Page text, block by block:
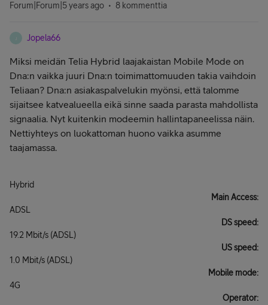
Forum|Forum|5 years ago 8 kommenttia
Jopela66
Miksi meidän Telia Hybrid laajakaistan Mobile Mode on
Dna:n vaikka juuri Dna:n toimimattomuuden takia vaihdoin
Teliaan? Dna:n asiakaspalvelukin myönsi, että talomme
sijaitsee katvealueella eikä sinne saada parasta mahdollista
signaalia. Nyt kuitenkin modeemin hallintapaneelissa näin.
Nettiyhteys on luokattoman huono vaikka asumme
taajamassa.
Hybrid
Main Access:
ADSL
DS speed:
19.2 Mbit/s (ADSL)
US speed:
1.0 Mbit/s (ADSL)
Mobile mode:
4G
Operator: